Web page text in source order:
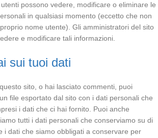
possono vedere, modificare o eliminare le
in qualsiasi momento (eccetto che non
nome utente). Gli amministratori del sito
e modificare tali informazioni.
sui tuoi dati
sito, o hai lasciato commenti, puoi
file esportato dal sito con i dati personali che
i dati che ci hai fornito. Puoi anche
tutti i dati personali che conserviamo su di
i dati che siamo obbligati a conservare per